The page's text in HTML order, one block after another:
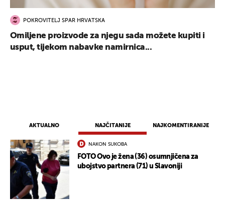
AKTUALNO NAJČITANIJE NAJKOMENTIRANIJE
NAKON SUKOBA
FOTO Ovo je žena (36) osumnjičena za
ubojstvo partnera (71) u Slavoniji
POKROVITELJ SPAR HRVATSKA
Omiljene proizvode za njegu sada možete kupiti i
usput, tijekom nabavke namirnica...